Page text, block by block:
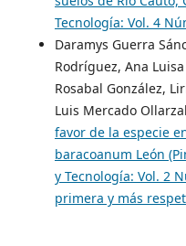
Tecnología: Vol. 4
Daramys Guerra
Rodríguez, Ana
Rosabal González,
Luis Mercado
favor de la especie
baracoanum León
y Tecnología: Vol. 2
primera y más